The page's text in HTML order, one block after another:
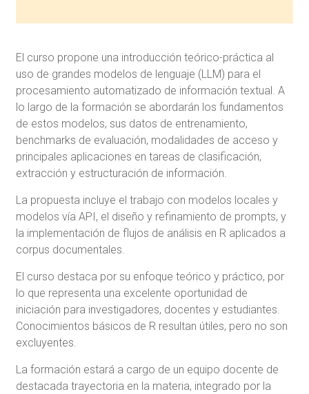
El curso propone una introducción teórico-práctica al
uso de grandes modelos de lenguaje (LLM) para el
procesamiento automatizado de información textual. A
lo largo de la formación se abordarán los fundamentos
de estos modelos, sus datos de entrenamiento,
benchmarks de evaluación, modalidades de acceso y
principales aplicaciones en tareas de clasificación,
extracción y estructuración de información.
La propuesta incluye el trabajo con modelos locales y
modelos vía API, el diseño y refinamiento de prompts, y
la implementación de flujos de análisis en R aplicados a
corpus documentales.
El curso destaca por su enfoque teórico y práctico, por
lo que representa una excelente oportunidad de
iniciación para investigadores, docentes y estudiantes.
Conocimientos básicos de R resultan útiles, pero no son
excluyentes.
La formación estará a cargo de un equipo docente de
destacada trayectoria en la materia, integrado por la